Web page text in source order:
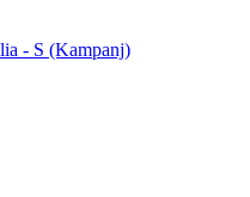
- S (Kampanj)